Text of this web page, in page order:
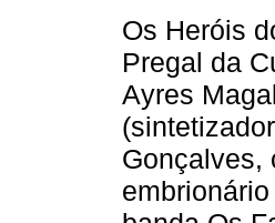
Os Heróis
Pregal da
Ayres
Gonçalves,